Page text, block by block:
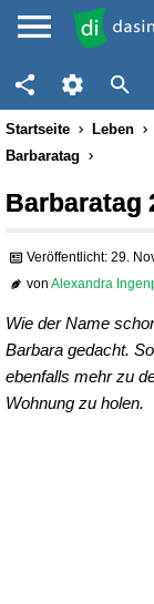
Startseite Leben
Barbaratag
Barbaratag
Veröffentlicht: 29.
vonAlexandra
Wie der Name
Barbara gedacht.
ebenfalls mehr zu
Wohnung zu holen.